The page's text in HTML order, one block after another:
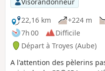
22,16 km
+224 m
7h 00
Difficile
Départ à Troyes (Aube)
A l'attention des pèlerins